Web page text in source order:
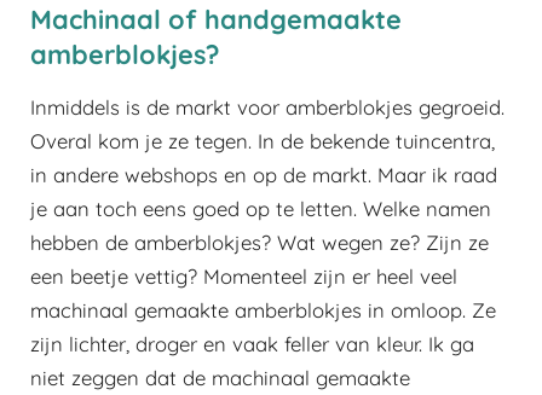
Machinaal of handgemaakte
amberblokjes?
Inmiddels is de markt voor amberblokjes gegroeid.
Overal kom je ze tegen. In de bekende tuincentra,
in andere webshops en op de markt. Maar ik raad
je aan toch eens goed op te letten. Welke namen
hebben de amberblokjes? Wat wegen ze? Zijn ze
een beetje vettig? Momenteel zijn er heel veel
machinaal gemaakte amberblokjes in omloop. Ze
zijn lichter, droger en vaak feller van kleur. Ik ga
niet zeggen dat de machinaal gemaakte